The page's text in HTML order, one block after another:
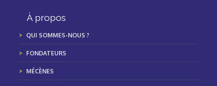
À propos
QUI SOMMES-NOUS ?
FONDATEURS
MÉCÈNES